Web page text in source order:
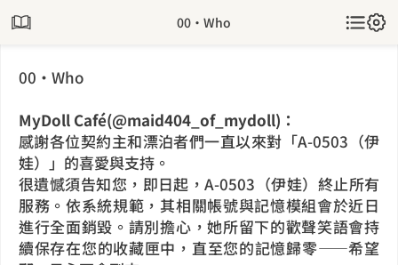
00‧Who
00‧Who
MyDoll Café(@maid404_of_mydoll)：
感謝各位契約主和漂泊者們一直以來對「A-0503（伊
娃）」的喜愛與支持。
很遺憾須告知您，即日起，A-0503（伊娃）終止所有
服務。依系統規範，其相關帳號與記憶模組會於近日
進行全面銷毀。請別擔心，她所留下的歡聲笑語會持
續保存在您的收藏匣中，直至您的記憶歸零——希望